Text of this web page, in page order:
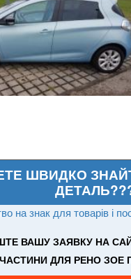
ШВИДКО
на знак для товарів і
ВАШУ ЗАЯВКУ НА
ДЛЯ РЕНО ЗОЕ